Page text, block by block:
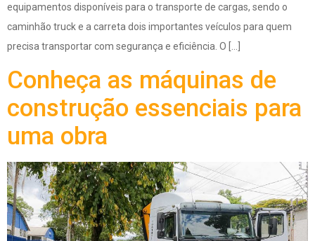
equipamentos disponíveis para o transporte de cargas, sendo o
caminhão truck e a carreta dois importantes veículos para quem
precisa transportar com segurança e eficiência. O […]
Conheça as máquinas de
construção essenciais para
uma obra